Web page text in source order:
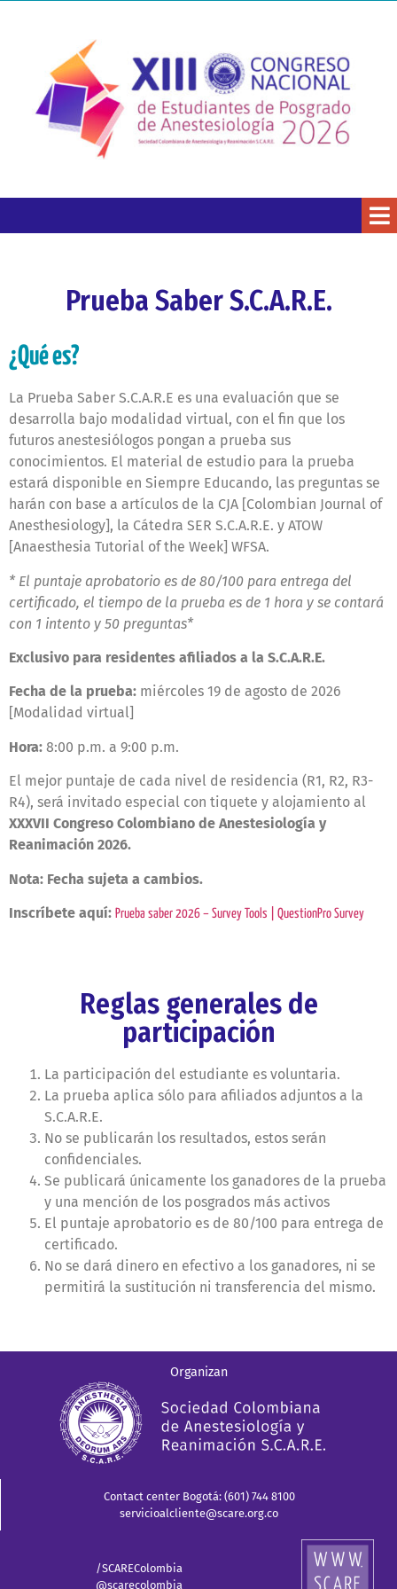
Prueba Saber S.C.A.R.E.
¿Qué es?
La Prueba Saber S.C.A.R.E es una evaluación que se
desarrolla bajo modalidad virtual, con el fin que los
futuros anestesiólogos pongan a prueba sus
conocimientos. El material de estudio para la prueba
estará disponible en Siempre Educando, las preguntas se
harán con base a artículos de la CJA [Colombian Journal of
Anesthesiology], la Cátedra SER S.C.A.R.E. y ATOW
[Anaesthesia Tutorial of the Week] WFSA.
* El puntaje aprobatorio es de 80/100 para entrega del
certificado, el tiempo de la prueba es de 1 hora y se contará
con 1 intento y 50 preguntas*
Exclusivo para residentes afiliados a la S.C.A.R.E.
Fecha de la prueba: miércoles 19 de agosto de 2026
[Modalidad virtual]
Hora: 8:00 p.m. a 9:00 p.m.
El mejor puntaje de cada nivel de residencia (R1, R2, R3-
R4), será invitado especial con tiquete y alojamiento al
XXXVII Congreso Colombiano de Anestesiología y
Reanimación 2026.
Nota: Fecha sujeta a cambios.
Inscríbete aquí: Prueba saber 2026 – Survey Tools | QuestionPro Survey
Reglas generales de
participación
La participación del estudiante es voluntaria.
La prueba aplica sólo para afiliados adjuntos a la
S.C.A.R.E.
No se publicarán los resultados, estos serán
confidenciales.
Se publicará únicamente los ganadores de la prueba
y una mención de los posgrados más activos
El puntaje aprobatorio es de 80/100 para entrega de
certificado.
No se dará dinero en efectivo a los ganadores, ni se
permitirá la sustitución ni transferencia del mismo.
Organizan
Contact center Bogotá: (601) 744 8100
servicioalcliente@scare.org.co
/SCAREColombia
@scarecolombia